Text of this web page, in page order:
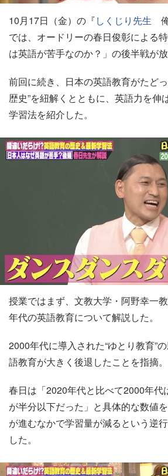
10月17日（金）の『しくじり先生
では、オードリーの春日俊彰による
は英語が苦手なのか？」の後半戦が放
前回に続き、日本の英語教育がたど
歴史”を紐解くとともに、英語力を伸
学習法を紹介した。
授業ではまず、文教大学・阿野幸一
年代の英語教育について解説した。
2000年代に導入された“ゆとり教育”
語教育が大きく後退したことを指摘。
春日は「2020年代と比べて2000年代
が半分以下だった」と具体的な数値
が進むなかで学習量が減るという逆
した。